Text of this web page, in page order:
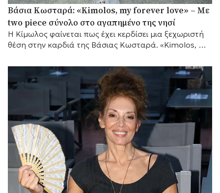
Βάσια Κωσταρά: «Kimolos, my forever love» – Με
two piece σύνολο στο αγαπημένο της νησί
Η Κίμωλος φαίνεται πως έχει κερδίσει μια ξεχωριστή
θέση στην καρδιά της Βάσιας Κωσταρά. «Kimolos, my